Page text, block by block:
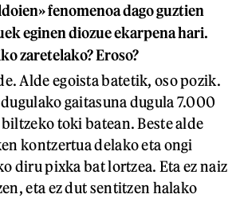
fenomenoa dago guztien
eginen diozue ekarpena hari.
zaretelako? Eroso?
Alde egoista batetik, oso pozik.
gaitasuna dugula 7.000
toki batean. Beste alde
kontzertua delako eta ongi
diru pixka bat lortzea. Eta ez naiz
eta ez dut sentitzen halako